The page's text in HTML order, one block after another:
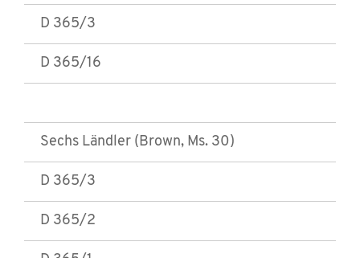
D 365/3
D 365/16
Sechs Ländler (Brown, Ms. 30)
D 365/3
D 365/2